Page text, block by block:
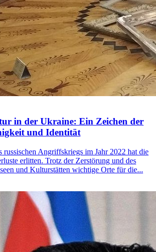
in der Ukraine: Ein Zeichen der
und Identität
russischen Angriffskriegs im Jahr 2022 hat die
erlitten. Trotz der Zerstörung und des
und Kulturstätten wichtige Orte für die...